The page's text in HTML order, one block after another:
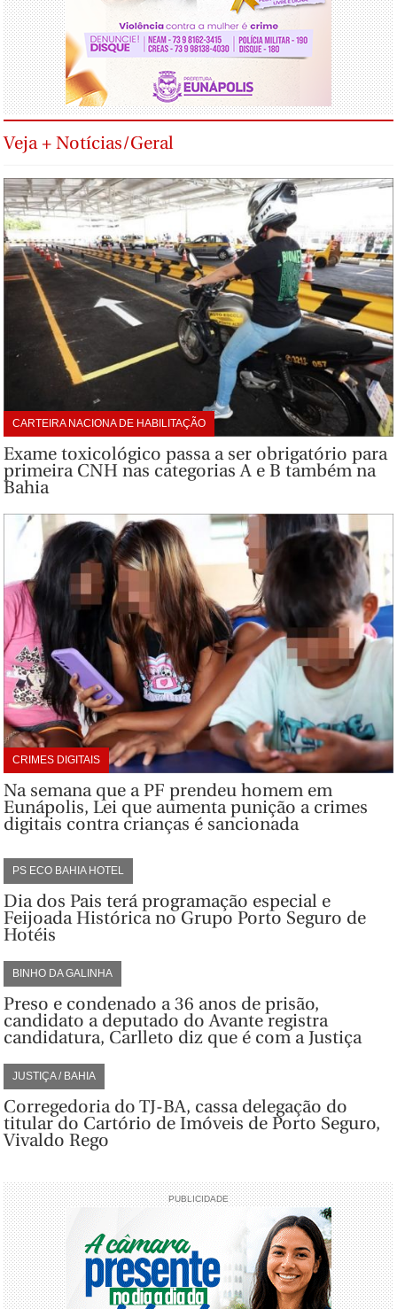
Veja + Notícias/Geral
CARTEIRA NACIONA DE HABILITAÇÃO
Exame toxicológico passa a ser obrigatório para
primeira CNH nas categorias A e B também na
Bahia
CRIMES DIGITAIS
Na semana que a PF prendeu homem em
Eunápolis, Lei que aumenta punição a crimes
digitais contra crianças é sancionada
PS ECO BAHIA HOTEL
Dia dos Pais terá programação especial e
Feijoada Histórica no Grupo Porto Seguro de
Hotéis
BINHO DA GALINHA
Preso e condenado a 36 anos de prisão,
candidato a deputado do Avante registra
candidatura, Carlleto diz que é com a Justiça
JUSTIÇA / BAHIA
Corregedoria do TJ-BA, cassa delegação do
titular do Cartório de Imóveis de Porto Seguro,
Vivaldo Rego
PUBLICIDADE